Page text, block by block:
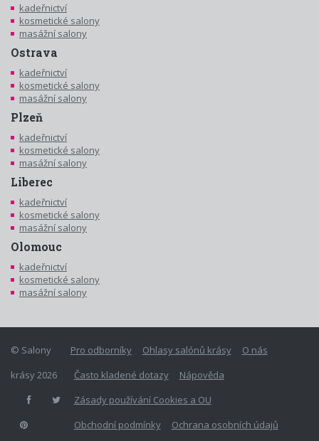
kadeřnictví
kosmetické salony
masážní salony
Ostrava
kadeřnictví
kosmetické salony
masážní salony
Plzeň
kadeřnictví
kosmetické salony
masážní salony
Liberec
kadeřnictví
kosmetické salony
masážní salony
Olomouc
kadeřnictví
kosmetické salony
masážní salony
Pro odborníky Ohlasy salónů krásy
O nás
Často kladené dotazy
Nápověda
Zásady používání Cookies a OU
Obchodní podmínky
Ochrana osobních údajů
© Salony
krásy 2026